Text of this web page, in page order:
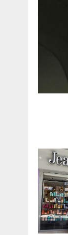
A
In your